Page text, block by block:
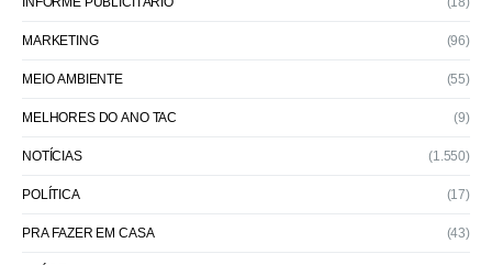
MARKETING (96)
MEIO AMBIENTE (55)
MELHORES DO ANO TAC (9)
NOTÍCIAS (1.550)
POLÍTICA (17)
PRA FAZER EM CASA (43)